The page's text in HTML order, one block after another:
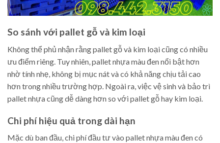
So sánh với pallet gỗ và kim loại
Không thể phủ nhận rằng pallet gỗ và kim loại cũng có nhiều
ưu điểm riêng. Tuy nhiên, pallet nhựa màu đen nổi bật hơn
nhờ tính nhẹ, không bị mục nát và có khả năng chịu tải cao
hơn trong nhiều trường hợp. Ngoài ra, việc vệ sinh và bảo trì
pallet nhựa cũng dễ dàng hơn so với pallet gỗ hay kim loại.
Chi phí hiệu quả trong dài hạn
Mặc dù ban đầu, chi phí đầu tư vào pallet nhựa màu đen có